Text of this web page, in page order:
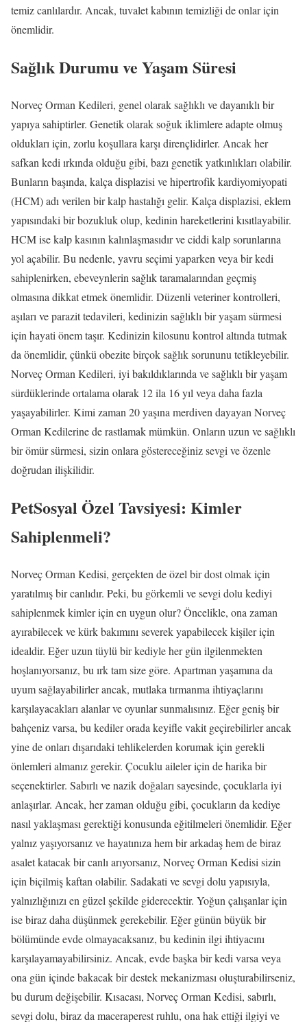
temiz canlılardır. Ancak, tuvalet kabının temizliği de onlar için
önemlidir.
Sağlık Durumu ve Yaşam Süresi
Norveç Orman Kedileri, genel olarak sağlıklı ve dayanıklı bir
yapıya sahiptirler. Genetik olarak soğuk iklimlere adapte olmuş
oldukları için, zorlu koşullara karşı dirençlidirler. Ancak her
safkan kedi ırkında olduğu gibi, bazı genetik yatkınlıkları olabilir.
Bunların başında, kalça displazisi ve hipertrofik kardiyomiyopati
(HCM) adı verilen bir kalp hastalığı gelir. Kalça displazisi, eklem
yapısındaki bir bozukluk olup, kedinin hareketlerini kısıtlayabilir.
HCM ise kalp kasının kalınlaşmasıdır ve ciddi kalp sorunlarına
yol açabilir. Bu nedenle, yavru seçimi yaparken veya bir kedi
sahiplenirken, ebeveynlerin sağlık taramalarından geçmiş
olmasına dikkat etmek önemlidir. Düzenli veteriner kontrolleri,
aşıları ve parazit tedavileri, kedinizin sağlıklı bir yaşam sürmesi
için hayati önem taşır. Kedinizin kilosunu kontrol altında tutmak
da önemlidir, çünkü obezite birçok sağlık sorununu tetikleyebilir.
Norveç Orman Kedileri, iyi bakıldıklarında ve sağlıklı bir yaşam
sürdüklerinde ortalama olarak 12 ila 16 yıl veya daha fazla
yaşayabilirler. Kimi zaman 20 yaşına merdiven dayayan Norveç
Orman Kedilerine de rastlamak mümkün. Onların uzun ve sağlıklı
bir ömür sürmesi, sizin onlara göstereceğiniz sevgi ve özenle
doğrudan ilişkilidir.
PetSosyal Özel Tavsiyesi: Kimler
Sahiplenmeli?
Norveç Orman Kedisi, gerçekten de özel bir dost olmak için
yaratılmış bir canlıdır. Peki, bu görkemli ve sevgi dolu kediyi
sahiplenmek kimler için en uygun olur? Öncelikle, ona zaman
ayırabilecek ve kürk bakımını severek yapabilecek kişiler için
idealdir. Eğer uzun tüylü bir kediyle her gün ilgilenmekten
hoşlanıyorsanız, bu ırk tam size göre. Apartman yaşamına da
uyum sağlayabilirler ancak, mutlaka tırmanma ihtiyaçlarını
karşılayacakları alanlar ve oyunlar sunmalısınız. Eğer geniş bir
bahçeniz varsa, bu kediler orada keyifle vakit geçirebilirler ancak
yine de onları dışarıdaki tehlikelerden korumak için gerekli
önlemleri almanız gerekir. Çocuklu aileler için de harika bir
seçenektirler. Sabırlı ve nazik doğaları sayesinde, çocuklarla iyi
anlaşırlar. Ancak, her zaman olduğu gibi, çocukların da kediye
nasıl yaklaşması gerektiği konusunda eğitilmeleri önemlidir. Eğer
yalnız yaşıyorsanız ve hayatınıza hem bir arkadaş hem de biraz
asalet katacak bir canlı arıyorsanız, Norveç Orman Kedisi sizin
için biçilmiş kaftan olabilir. Sadakati ve sevgi dolu yapısıyla,
yalnızlığınızı en güzel şekilde giderecektir. Yoğun çalışanlar için
ise biraz daha düşünmek gerekebilir. Eğer günün büyük bir
bölümünde evde olmayacaksanız, bu kedinin ilgi ihtiyacını
karşılayamayabilirsiniz. Ancak, evde başka bir kedi varsa veya
ona gün içinde bakacak bir destek mekanizması oluşturabilirseniz,
bu durum değişebilir. Kısacası, Norveç Orman Kedisi, sabırlı,
sevgi dolu, biraz da maceraperest ruhlu, ona hak ettiği ilgiyi ve